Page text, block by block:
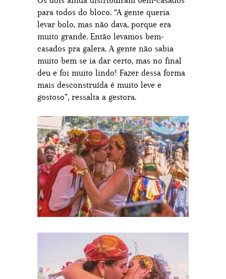
para todos do bloco. “A gente queria
levar bolo, mas não dava, porque era
muito grande. Então levamos bem-
casados pra galera. A gente não sabia
muito bem se ia dar certo, mas no final
deu e foi muito lindo! Fazer dessa forma
mais desconstruída é muito leve e
gostoso”, ressalta a gestora.